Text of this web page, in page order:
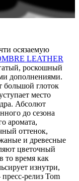
осязаемую
LEATHER
роскошный
дополнениями.
большой глоток
место
Абсолют
до сезона
аромата,
оттенок,
и древесные
цветочный
то время как
изнутри,
релиз Tom